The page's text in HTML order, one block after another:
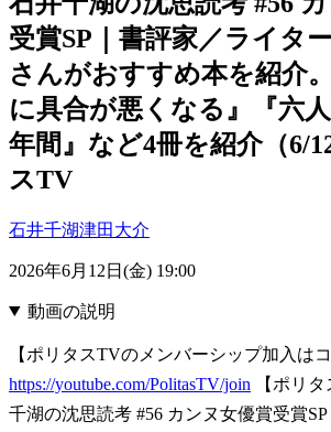
受賞SP｜書評家／ライタ
さんがおすすめ本を紹介
に具合が悪くなる』『六
年間』など4冊を紹介（6/
スTV
石井千湖津田大介
2026年6月12日(金) 19:00
動画の説明
【ポリタスTVのメンバーシップ加入は
https://youtube.com/PolitasTV/join 【ポリ
千湖の沈思読考 #56 カンヌ女優賞受賞